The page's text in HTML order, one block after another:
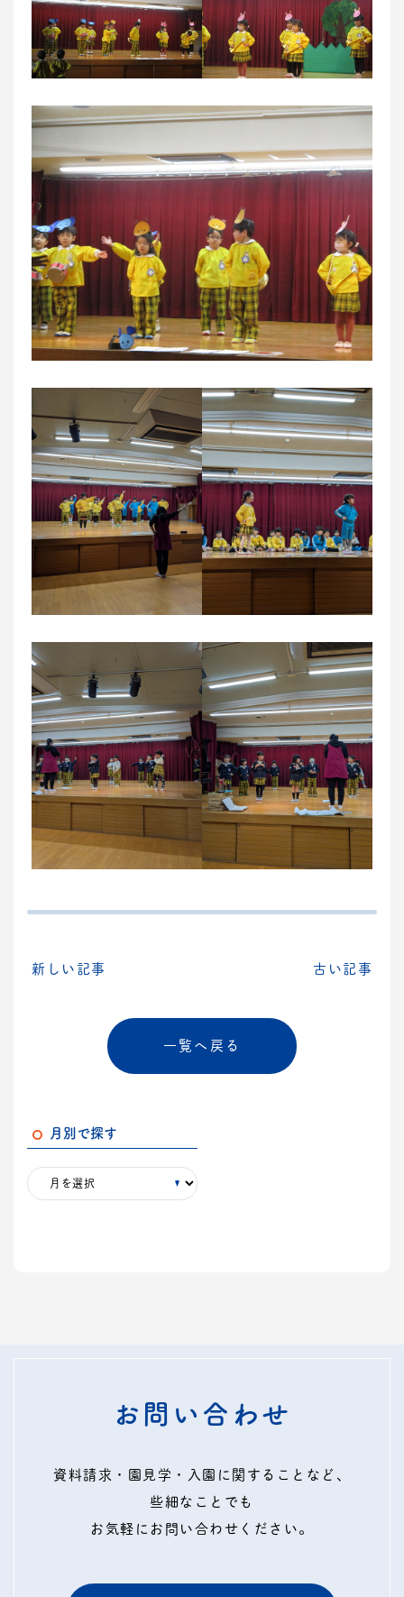
月別で探す
新しい記事
一覧へ戻る
古い記事
お問い合わせ
資料請求・園見学・入園に関することなど、
些細なことでも
お気軽にお問い合わせください。